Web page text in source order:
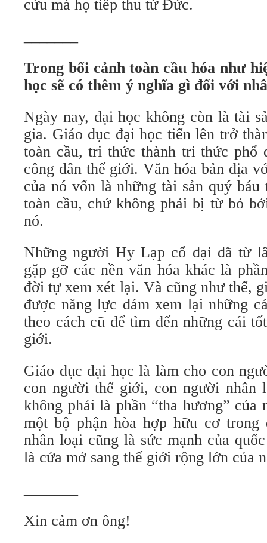
cứu mà họ tiếp thu từ Đức.
Trong bối cảnh toàn cầu hóa như
học sẽ có thêm ý nghĩa gì đối với
Ngày nay, đại học không còn là tài
gia. Giáo dục đại học tiến lên trở
toàn cầu, tri thức thành tri thức phổ
công dân thế giới. Văn hóa bản địa
của nó vốn là những tài sản quý báu
toàn cầu, chứ không phải bị từ bỏ
nó.
Những người Hy Lạp cổ đại đã từ
gặp gỡ các nền văn hóa khác là
đời tự xem xét lại. Và cũng như thế,
được năng lực dám xem lại những
theo cách cũ để tìm đến những cái
giới.
Giáo dục đại học là làm cho con
con người thế giới, con người nhân
không phải là phần “tha hương” của
một bộ phận hòa hợp hữu cơ trong
nhân loại cũng là sức mạnh của
là cửa mở sang thế giới rộng lớn của
Xin cảm ơn ông!